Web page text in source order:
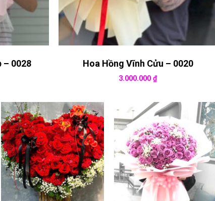
– 0028 Hoa Hồng Vĩnh Cửu – 0020
3.000.000₫